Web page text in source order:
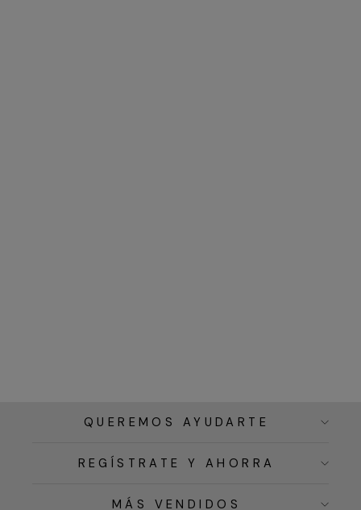
QUEREMOS AYUDARTE
REGÍSTRATE Y AHORRA
MÁS VENDIDOS